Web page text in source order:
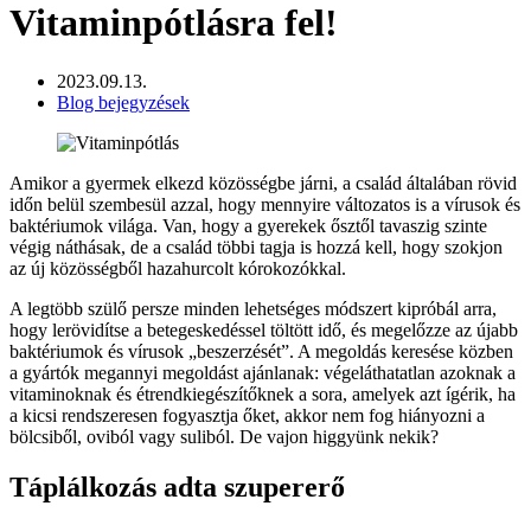
Vitaminpótlásra fel!
2023.09.13.
Blog bejegyzések
Amikor a gyermek elkezd közösségbe járni, a család általában rövid
időn belül szembesül azzal, hogy mennyire változatos is a vírusok és
baktériumok világa. Van, hogy a gyerekek ősztől tavaszig szinte
végig náthásak, de a család többi tagja is hozzá kell, hogy szokjon
az új közösségből hazahurcolt kórokozókkal.
A legtöbb szülő persze minden lehetséges módszert kipróbál arra,
hogy lerövidítse a betegeskedéssel töltött idő, és megelőzze az újabb
baktériumok és vírusok „beszerzését”. A megoldás keresése közben
a gyártók megannyi megoldást ajánlanak: végeláthatatlan azoknak a
vitaminoknak és étrendkiegészítőknek a sora, amelyek azt ígérik, ha
a kicsi rendszeresen fogyasztja őket, akkor nem fog hiányozni a
bölcsiből, oviból vagy suliból. De vajon higgyünk nekik?
Táplálkozás adta szupererő